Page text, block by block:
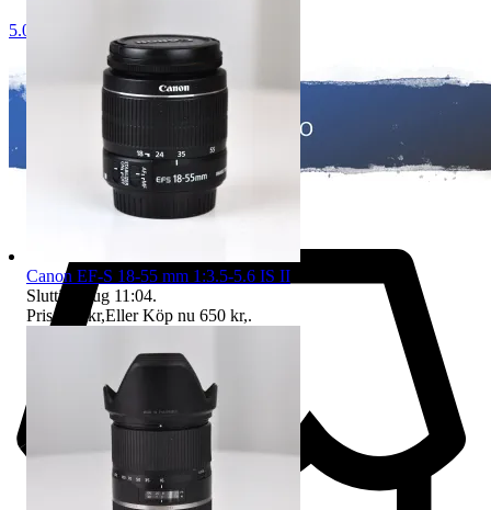
5.0
Canon EF-S 18-55 mm 1:3.5-5.6 IS II
Sluttid
9 aug 11:04.
Pris: 595 kr,Eller Köp nu 650 kr,.